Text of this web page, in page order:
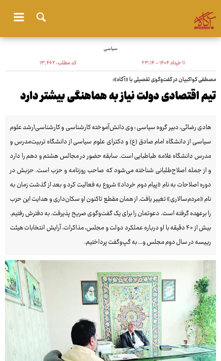
سیاسی
۱۱ خرداد ۱۴۰۴ - ۲۳:۱۴ کد مطلب:۱۳٬۴۶۲
مصطفی کواکبیان در گفت‌وگوی تفصیلی با «آگاه»:
تیم اقتصادی دولت نیاز به هماهنگی بیشتر دارد
هادی رضائی، دبیر گروه سیاسی : وی دانش‌آموخته کارشناسی و کارشناسی‌ارشد علوم
سیاسی از دانشگاه امام صادق (ع) و دکترای علوم سیاسی از دانشگاه تربیت‌مدرس و
مدرس دانشگاه علامه طباطبایی است. سابقه حضور در مجالس هشتم و دهم را دارد
و از جمله اصلاح‌طلبانی شناخته می‌شود که صاحب روزنامه و حزب است. حزبش در
دوره اصلاحات به نام «پیام دوم خرداد» شروع به فعالیت کرد و بعد از گذشت زمان به
نام «مردم‌سالاری» تغییر یافت. از همان مقطع تاکنون او سکان‌داری و هدایت این حزب
را برعهده گرفته است. دعوتمان را برای یک گفت‌وگوی صریح پذیرفت. به دفترش رفتیم.
بیش از ۴۰ دقیقه با او درباره عملکرد دولت و مجلس، مذاکرات، آرایش انتخابات هیئت
رییسه در سال دوم مجلس و... به گپ‌وگفت پرداختیم.